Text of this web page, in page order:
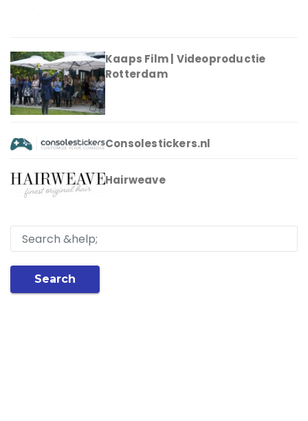
Kaaps Film | Videoproductie
Rotterdam
Consolestickers.nl
Hairweave
Search